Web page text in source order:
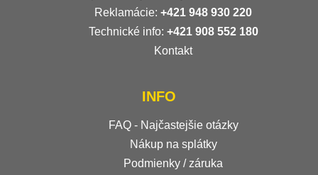
Reklamácie: +421 948 930 220
Technické info: +421 908 552 180
Kontakt
INFO
FAQ - Najčastejšie otázky
Nákup na splátky
Podmienky / záruka